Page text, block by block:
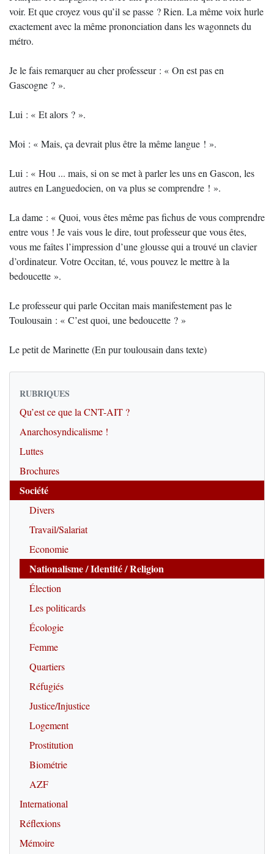
voir. Et que croyez vous qu’il se passe ? Rien. La même voix hurle
exactement avec la même prononciation dans les wagonnets du
métro.
Je le fais remarquer au cher professeur : « On est pas en
Gascogne ? ».
Lui : « Et alors ? ».
Moi : « Mais, ça devrait plus être la même langue ! ».
Lui : « Hou ... mais, si on se met à parler les uns en Gascon, les
autres en Languedocien, on va plus se comprendre ! ».
La dame : « Quoi, vous êtes même pas fichus de vous comprendre
entre vous ! Je vais vous le dire, tout professeur que vous êtes,
vous me faîtes l’impression d’une glousse qui a trouvé un clavier
d’ordinateur. Votre Occitan, té, vous pouvez le mettre à la
bedoucette ».
Le professeur qui parle Occitan mais manifestement pas le
Toulousain : « C’est quoi, une bedoucette ? »
Le petit de Marinette (En pur toulousain dans texte)
RUBRIQUES
Qu’est ce que la CNT-AIT ?
Anarchosyndicalisme !
Luttes
Brochures
Société
Divers
Travail/Salariat
Economie
Nationalisme / Identité / Religion
Élection
Les politicards
Écologie
Femme
Quartiers
Réfugiés
Justice/Injustice
Logement
Prostitution
Biométrie
AZF
International
Réflexions
Mémoire